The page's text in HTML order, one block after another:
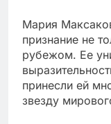
Мария
признание не
рубежом. Ее
принесли ей
звезду